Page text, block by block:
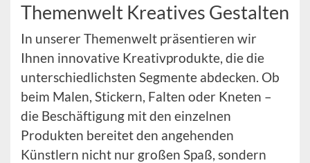
Themenwelt Kreatives Gestalten
In unserer Themenwelt präsentieren wir
Ihnen innovative Kreativprodukte, die die
unterschiedlichsten Segmente abdecken. Ob
beim Malen, Stickern, Falten oder Kneten –
die Beschäftigung mit den einzelnen
Produkten bereitet den angehenden
Künstlern nicht nur großen Spaß, sondern